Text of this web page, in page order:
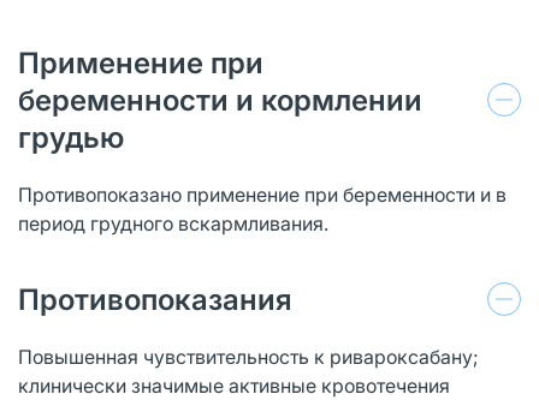
Применение при
беременности и кормлении
грудью
Противопоказано применение при беременности и в
период грудного вскармливания.
Противопоказания
Повышенная чувствительность к ривароксабану;
клинически значимые активные кровотечения